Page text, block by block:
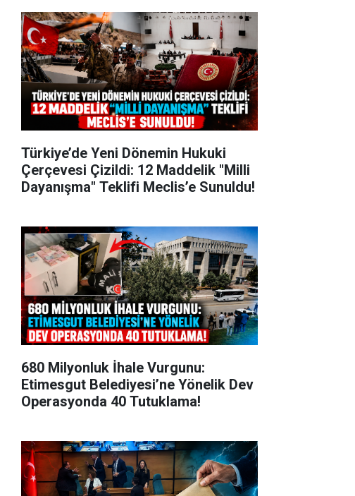
Türkiye’de Yeni Dönemin Hukuki
Çerçevesi Çizildi: 12 Maddelik "Milli
Dayanışma" Teklifi Meclis’e Sunuldu!
680 Milyonluk İhale Vurgunu:
Etimesgut Belediyesi’ne Yönelik Dev
Operasyonda 40 Tutuklama!